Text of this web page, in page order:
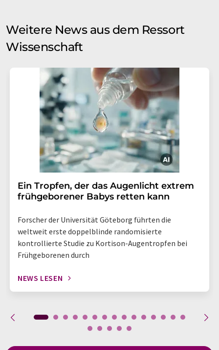
Weitere News aus dem Ressort
Wissenschaft
Ein Tropfen, der das Augenlicht extrem
frühgeborener Babys retten kann
Forscher der Universität Göteborg führten die
weltweit erste doppelblinde randomisierte
kontrollierte Studie zu Kortison-Augentropfen bei
Frühgeborenen durch
NEWS LESEN